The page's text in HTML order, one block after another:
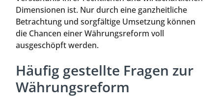
Dimensionen ist. Nur durch eine ganzheitliche
Betrachtung und sorgfältige Umsetzung können
die Chancen einer Währungsreform voll
ausgeschöpft werden.
Häufig gestellte Fragen zur
Währungsreform